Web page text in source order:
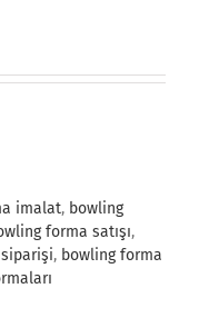
imalat, bowling
forma satışı,
, bowling forma